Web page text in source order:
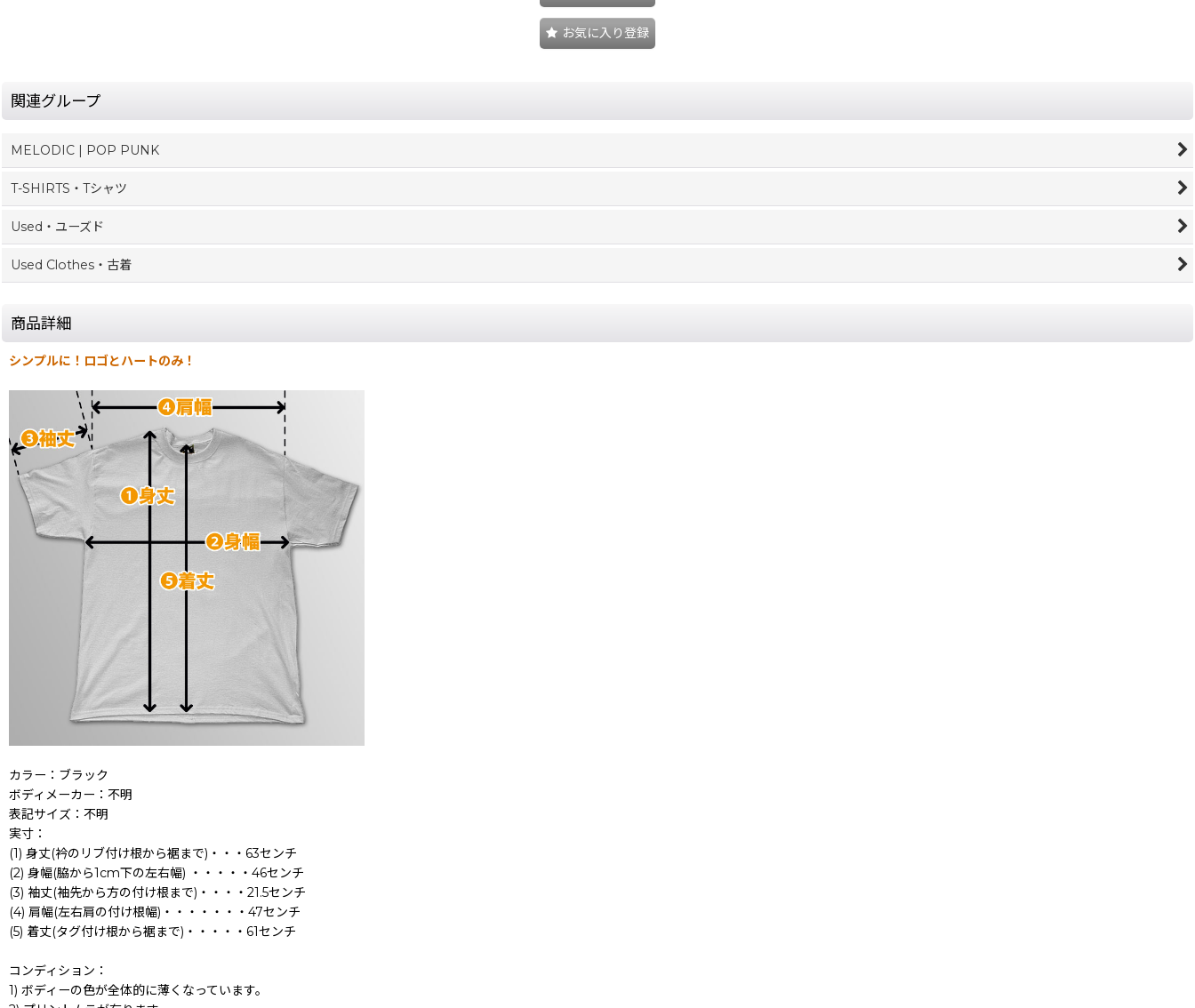
お気に入り登録
関連グループ
MELODIC | POP PUNK
T-SHIRTS・Tシャツ
Used・ユーズド
Used Clothes・古着
商品詳細
シンプルに！ロゴとハートのみ！
カラー：ブラック
ボディメーカー：不明
表記サイズ：不明
実寸：
(1) 身丈(衿のリブ付け根から裾まで)・・・63センチ
(2) 身幅(脇から1cm下の左右幅) ・・・・・46センチ
(3) 袖丈(袖先から方の付け根まで)・・・・21.5センチ
(4) 肩幅(左右肩の付け根幅)・・・・・・・47センチ
(5) 着丈(タグ付け根から裾まで)・・・・・61センチ
コンディション：
1) ボディーの色が全体的に薄くなっています。